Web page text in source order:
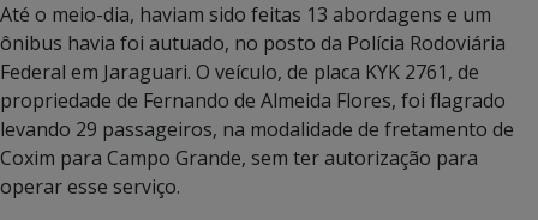
Até o meio-dia, haviam sido feitas 13 abordagens e um
ônibus havia foi autuado, no posto da Polícia Rodoviária
Federal em Jaraguari. O veículo, de placa KYK 2761, de
propriedade de Fernando de Almeida Flores, foi flagrado
levando 29 passageiros, na modalidade de fretamento de
Coxim para Campo Grande, sem ter autorização para
operar esse serviço.